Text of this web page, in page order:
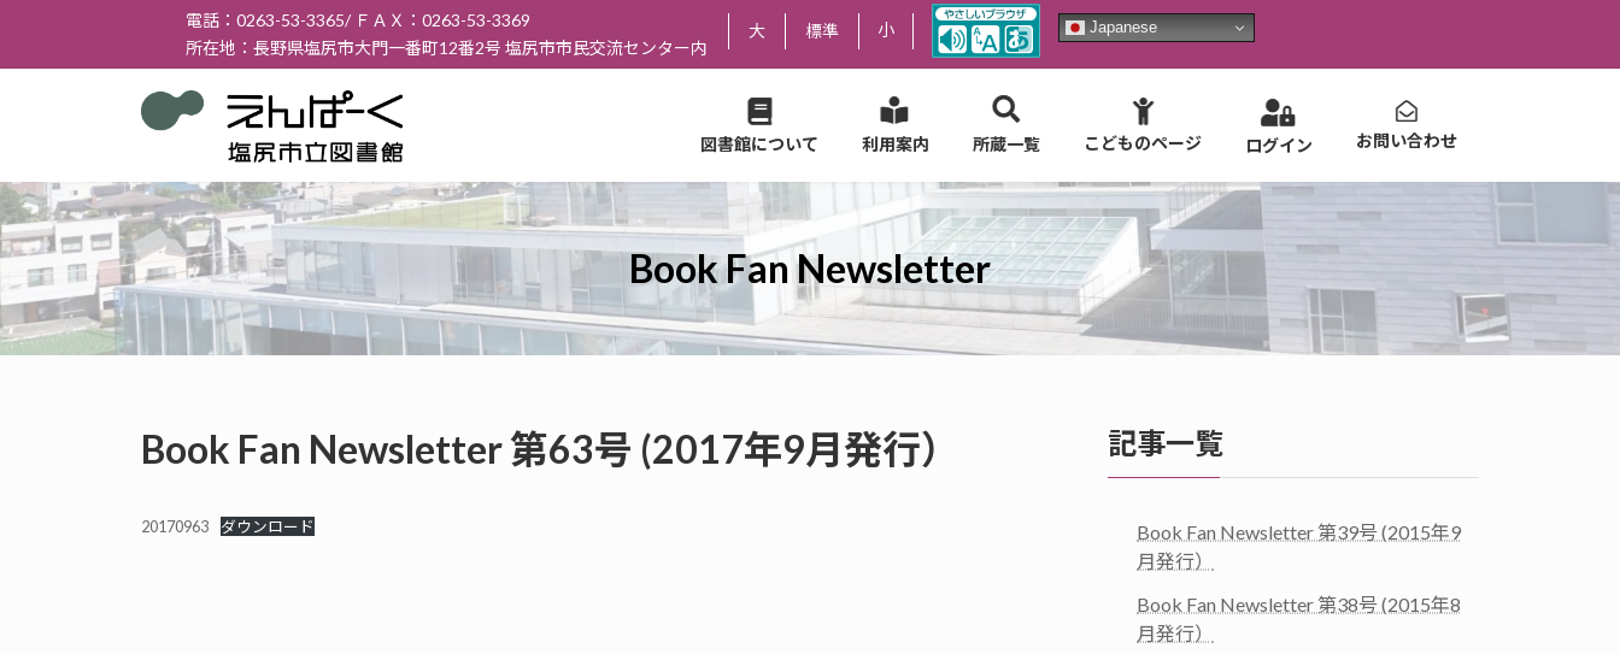
テ
ス
キ
ッ
ゲ
ン
に
移
電話：0263-53-3365/ ＦＡＸ：0263-53-3369
所在地：長野県塩尻市大門一番町12番2号 塩尻市市民交流センター内
大 標準 小 Japanese
図書館について 利用案内 所蔵一覧 こどものページ ログイン お問い合わせ
Book Fan Newsletter
Book Fan Newsletter 第63号 (2017年9月発行）
20170963 ダウンロード
記事一覧
Book Fan Newsletter 第39号 (2015年9
月発行）
Book Fan Newsletter 第38号 (2015年8
月発行）